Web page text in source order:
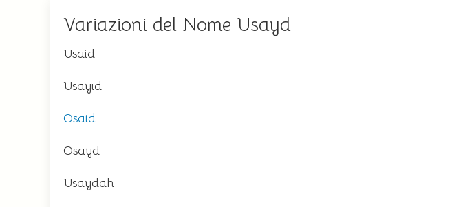
Variazioni del Nome Usayd
Usaid
Usayid
Osaid
Osayd
Usaydah